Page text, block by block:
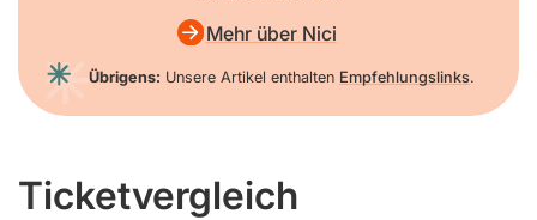
Mehr über Nici
Übrigens: Unsere Artikel enthalten Empfehlungslinks.
Ticketvergleich